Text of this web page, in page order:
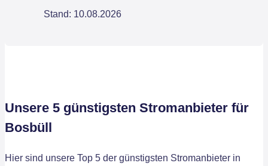
Stand: 10.08.2026
Unsere 5 günstigsten Stromanbieter für
Bosbüll
Hier sind unsere Top 5 der günstigsten Stromanbieter in